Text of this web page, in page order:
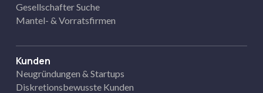
Gesellschafter Suche
Mantel- & Vorratsfirmen
Kunden
Neugründungen & Startups
Diskretionsbewusste Kunden